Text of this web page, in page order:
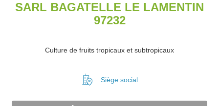
SARL BAGATELLE LE LAMENTIN
97232
Culture de fruits tropicaux et subtropicaux
Siège social